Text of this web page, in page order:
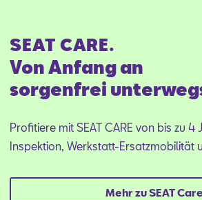
SEAT CARE.
Von Anfang an
sorgenfrei
Profitiere mit SEAT CARE von bis zu
Inspektion, Werkstatt-Ersatzmobilität
Mehr zu SEAT Care